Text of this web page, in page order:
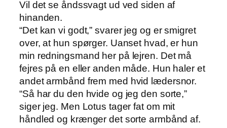
Vil det se åndssvagt ud ved siden af
hinanden.
“Det kan vi godt,” svarer jeg og er smigret
over, at hun spørger. Uanset hvad, er hun
min redningsmand her på lejren. Det må
fejres på en eller anden måde. Hun haler et
andet armbånd frem med hvid lædersnor.
“Så har du den hvide og jeg den sorte,”
siger jeg. Men Lotus tager fat om mit
håndled og krænger det sorte armbånd af.